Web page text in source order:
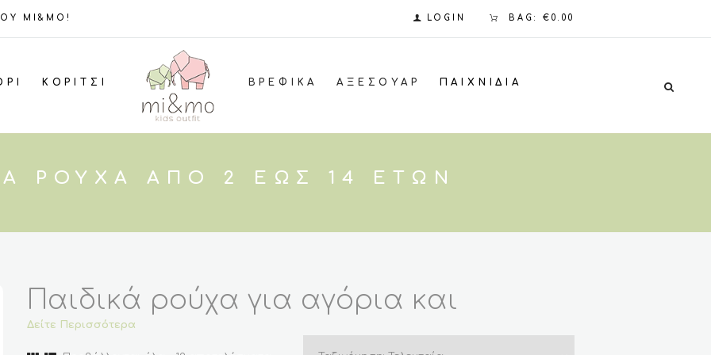
MI&MO! LOGIN BAG: €0.00
ΚΟΡΊΤΣΙ ΒΡΕΦΙΚΆ ΑΞΕΣΟΥΆΡ ΠΑΙΧΝΊΔΙΑ
ΡΟΎΧΑ ΑΠΌ 2 ΈΩΣ 14 ΕΤΏΝ
Παιδικά ρούχα για αγόρια και
κορίτσια από 2 έως και 14 ετών
Δείτε Περισσότερα